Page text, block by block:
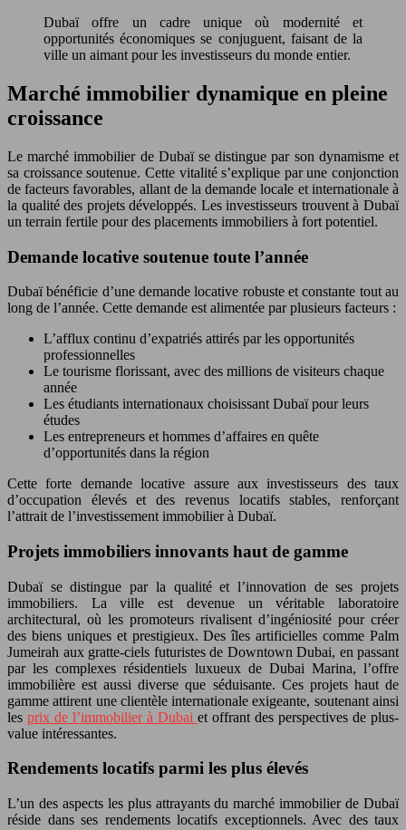
Dubaï offre un cadre unique où modernité et
opportunités économiques se conjuguent, faisant de la
ville un aimant pour les investisseurs du monde entier.
Marché immobilier dynamique en pleine
croissance
Le marché immobilier de Dubaï se distingue par son dynamisme et
sa croissance soutenue. Cette vitalité s’explique par une conjonction
de facteurs favorables, allant de la demande locale et internationale à
la qualité des projets développés. Les investisseurs trouvent à Dubaï
un terrain fertile pour des placements immobiliers à fort potentiel.
Demande locative soutenue toute l’année
Dubaï bénéficie d’une demande locative robuste et constante tout au
long de l’année. Cette demande est alimentée par plusieurs facteurs :
L’afflux continu d’expatriés attirés par les opportunités
professionnelles
Le tourisme florissant, avec des millions de visiteurs chaque
année
Les étudiants internationaux choisissant Dubaï pour leurs
études
Les entrepreneurs et hommes d’affaires en quête
d’opportunités dans la région
Cette forte demande locative assure aux investisseurs des taux
d’occupation élevés et des revenus locatifs stables, renforçant
l’attrait de l’investissement immobilier à Dubaï.
Projets immobiliers innovants haut de gamme
Dubaï se distingue par la qualité et l’innovation de ses projets
immobiliers. La ville est devenue un véritable laboratoire
architectural, où les promoteurs rivalisent d’ingéniosité pour créer
des biens uniques et prestigieux. Des îles artificielles comme Palm
Jumeirah aux gratte-ciels futuristes de Downtown Dubai, en passant
par les complexes résidentiels luxueux de Dubai Marina, l’offre
immobilière est aussi diverse que séduisante. Ces projets haut de
gamme attirent une clientèle internationale exigeante, soutenant ainsi
les prix de l’immobilier à Dubai et offrant des perspectives de plus-
value intéressantes.
Rendements locatifs parmi les plus élevés
L’un des aspects les plus attrayants du marché immobilier de Dubaï
réside dans ses rendements locatifs exceptionnels. Avec des taux